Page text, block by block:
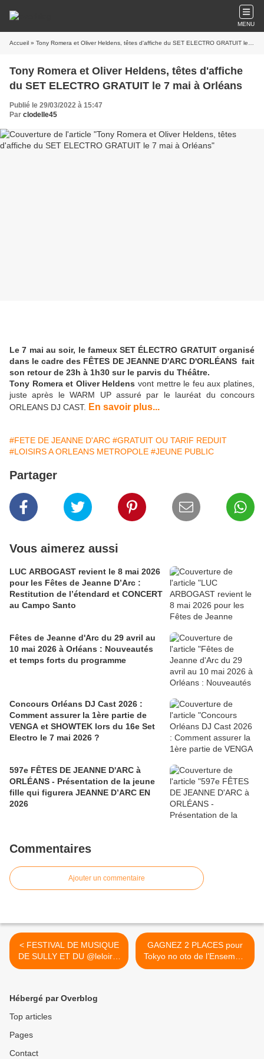
MENU
Accueil » Tony Romera et Oliver Heldens, têtes d'affiche du SET ELECTRO GRATUIT le 7 mai à Orléans
Tony Romera et Oliver Heldens, têtes d'affiche
du SET ELECTRO GRATUIT le 7 mai à Orléans
Publié le 29/03/2022 à 15:47
Par clodelle45
Le 7 mai au soir, le fameux SET ÉLECTRO GRATUIT organisé
dans le cadre des FÊTES DE JEANNE D'ARC D'ORLÉANS fait
son retour de 23h à 1h30 sur le parvis du Théâtre.
Tony Romera et Oliver Heldens vont mettre le feu aux platines,
juste après le WARM UP assuré par le lauréat du concours
ORLEANS DJ CAST. En savoir plus...
#FETE DE JEANNE D'ARC #GRATUIT OU TARIF REDUIT
#LOISIRS A ORLEANS METROPOLE #JEUNE PUBLIC
Partager
Vous aimerez aussi
LUC ARBOGAST revient le 8 mai 2026
pour les Fêtes de Jeanne D’Arc :
Restitution de l’étendard et CONCERT
au Campo Santo
Fêtes de Jeanne d'Arc du 29 avril au
10 mai 2026 à Orléans : Nouveautés
et temps forts du programme
Concours Orléans DJ Cast 2026 :
Comment assurer la 1ère partie de
VENGA et SHOWTEK lors du 16e Set
Electro le 7 mai 2026 ?
597e FÊTES DE JEANNE D'ARC à
ORLÉANS - Présentation de la jeune
fille qui figurera JEANNE D’ARC EN
2026
Commentaires
Ajouter un commentaire
< FESTIVAL DE MUSIQUE
DE SULLY ET DU @leloiret
2 au...
GAGNEZ 2 PLACES pour
Tokyo no oto de l’Ensemble
Cairn le 7 avril 2022 -
Hébergé par Overblog
Top articles
Pages
Contact